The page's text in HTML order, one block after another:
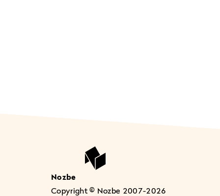
Nozbe
Copyright © Nozbe 2007-2026